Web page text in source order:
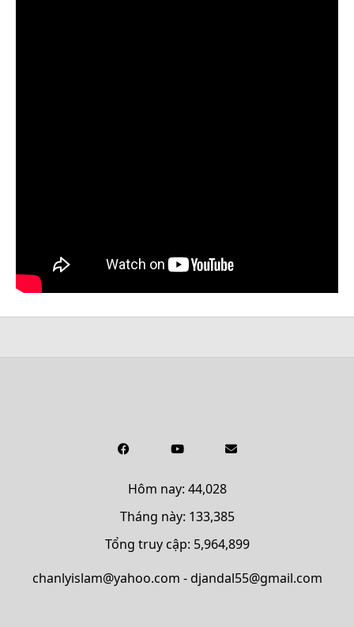
Hôm nay: 44,028
Tháng này: 133,385
Tổng truy cập: 5,964,899
chanlyislam@yahoo.com - djandal55@gmail.com